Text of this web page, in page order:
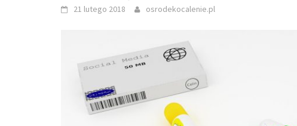
21 lutego 2018 osrodekocalenie.pl